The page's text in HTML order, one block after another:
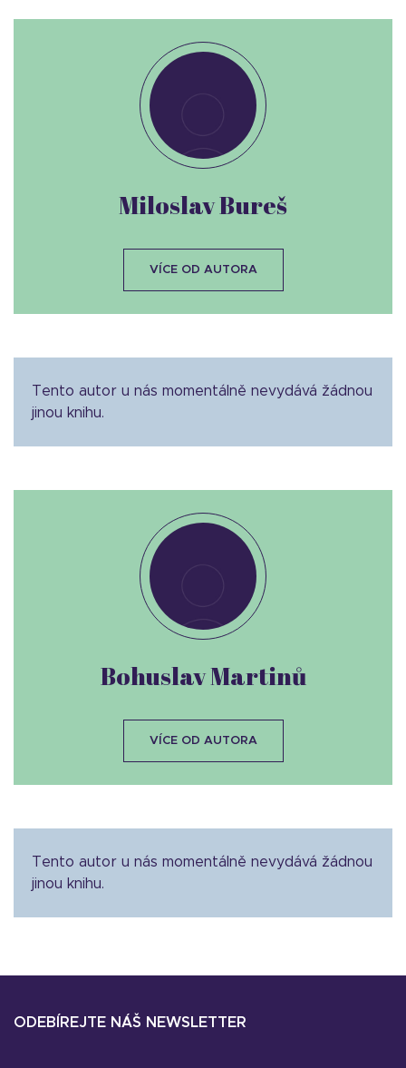
Tento autor u nás momentálně nevydává žádnou
jinou knihu.
Miloslav Bureš
VÍCE OD AUTORA
Tento autor u nás momentálně nevydává žádnou
jinou knihu.
Bohuslav Martinů
VÍCE OD AUTORA
ODEBÍREJTE NÁŠ NEWSLETTER